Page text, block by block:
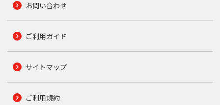
お問い合わせ
ご利用ガイド
サイトマップ
ご利用規約